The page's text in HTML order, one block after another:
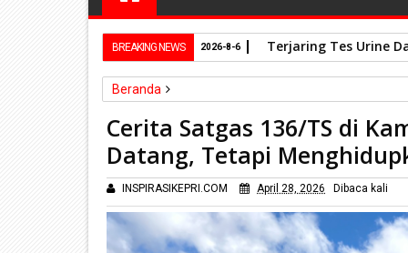
BREAKING NEWS Terjaring Tes Urine
2026-8-6
Beranda
Cerita Satgas 136/TS di Kampung Baktis : Bukan
Cerita Satgas 136/TS di
Datang, Tetapi
INSPIRASIKEPRI.COM April 28, 2026 Dibaca kali